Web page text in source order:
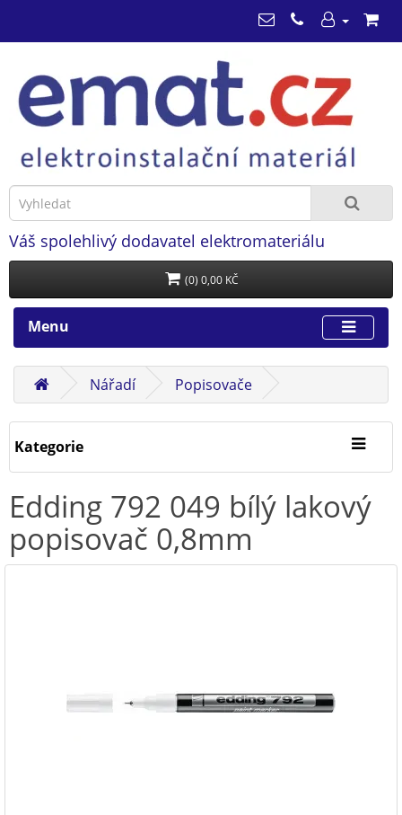
Váš spolehlivý dodavatel elektromateriálu
(0) 0,00 KČ
Menu
Nářadí Popisovače
Kategorie
Edding 792 049 bílý lakový
popisovač 0,8mm